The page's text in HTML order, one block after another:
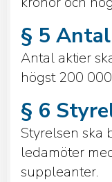
§ 5
Antal aktier
högst 200
§ 6
Styrelsen ska
ledamöter
suppleanter.